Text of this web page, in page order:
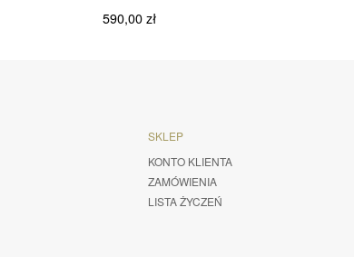
590,00zł
SKLEP
KONTO KLIENTA
ZAMÓWIENIA
LISTA ŻYCZEŃ